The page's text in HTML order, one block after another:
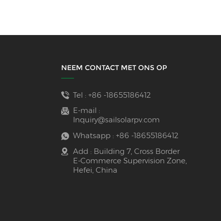
NEEM CONTACT MET ONS OP
Tel : +86 -18655186412
E-mail :
Inquiry@sailsolarpv.com
Whatsapp : +86 -18655186412
Add : Building 7, Cross Border
E-Commerce Supervision Zone,
Hefei, China